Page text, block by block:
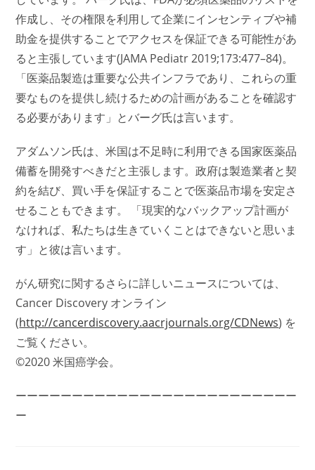
作成し、その権限を利用して企業にインセンティブや補
助金を提供することでアクセスを保証できる可能性があ
ると主張しています(JAMA Pediatr 2019;173:477–84)。
「医薬品製造は重要な公共インフラであり、これらの重
要なものを提供し続けるための計画があることを確認す
る必要があります」とバーグ氏は言います。
アダムソン氏は、米国は不足時に利用できる国家医薬品
備蓄を開発すべきだと主張します。政府は製造業者と契
約を結び、買い手を保証することで医薬品市場を安定さ
せることもできます。 「現実的なバックアップ計画が
なければ、私たちは生きていくことはできないと思いま
す」と彼は言います。
がん研究に関するさらに詳しいニュースについては、
Cancer Discovery オンライン
(http://cancerdiscovery.aacrjournals.org/CDNews) を
ご覧ください。
©2020 米国癌学会。
ーーーーーーーーーーーーーーーーーーーーーーーーー
ー